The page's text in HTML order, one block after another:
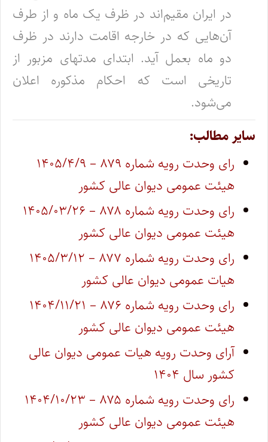
در ایران مقیم‌اند در ظرف یک‌ ماه و از طرف
آن‌هایی‌ که در خارجه اقامت دارند در ظرف
دو ماه بعمل آید. ابتدای مدتهای مزبور از
تاریخی است که احکام مذکوره اعلان
می‌شود.
سایر مطالب:
رای وحدت رویه شماره ۸۷۹ – ۱۴۰۵/۴/۹
هیئت عمومی دیوان عالی کشور
رای وحدت رویه شماره ۸۷۸ – ۱۴۰۵/۰۳/۲۶
هیئت عمومی دیوان عالی کشور
رای وحدت رویه شماره ۸۷۷ – ۱۴۰۵/۳/۱۲
هیات عمومی دیوان عالی کشور
رای وحدت رویه شماره ۸۷۶ – ۱۴۰۴/۱۱/۲۱
هیئت عمومی دیوان عالی کشور
آرای وحدت رویه هیات عمومی دیوان عالی
کشور سال ۱۴۰۴
رای وحدت رویه شماره ۸۷۵ – ۱۴۰۴/۱۰/۲۳
هیئت عمومی دیوان عالی کشور